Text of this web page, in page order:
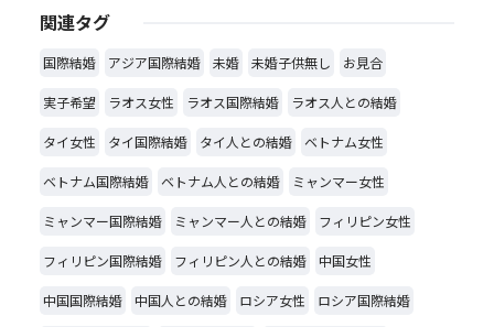
関連タグ
国際結婚 アジア国際結婚 未婚 未婚子供無し お見合
実子希望 ラオス女性 ラオス国際結婚 ラオス人との結婚
タイ女性 タイ国際結婚 タイ人との結婚 ベトナム女性
ベトナム国際結婚 ベトナム人との結婚 ミャンマー女性
ミャンマー国際結婚 ミャンマー人との結婚 フィリピン女性
フィリピン国際結婚 フィリピン人との結婚 中国女性
中国国際結婚 中国人との結婚 ロシア女性 ロシア国際結婚